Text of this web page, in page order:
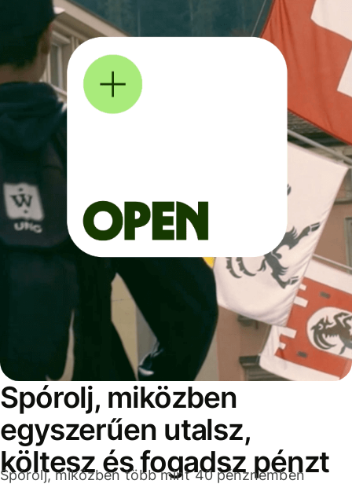
Spórolj, miközben
egyszerűen utalsz,
költesz és fogadsz pénzt
Spórolj, miközben több mint 40 pénznemben